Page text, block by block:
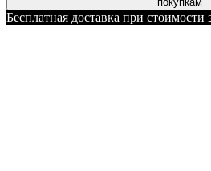
Бесплатная доставка при стоимости